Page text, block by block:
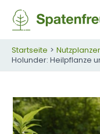
Inhalt
springen
Startseite
Holunder: Heilpflanze